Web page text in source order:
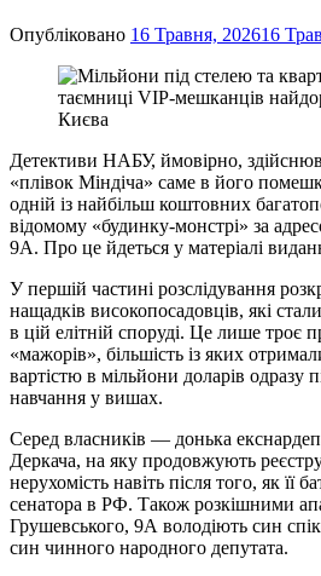
Опубліковано 16 Травня, 202616
Детективи НАБУ, ймовірно,
«плівок Міндіча» саме в його
одній із найбільш коштовних
відомому «будинку-монстрі» за
9А. Про це йдеться у матеріалі
У першій частині розслідування
нащадків високопосадовців, які
в цій елітній споруді. Це лише троє
«мажорів», більшість із яких
вартістю в мільйони доларів одразу
навчання у вишах.
Серед власників — донька
Деркача, на яку продовжують
нерухомість навіть після того, як її
сенатора в РФ. Також розкішними
Грушевського, 9А володіють син
син чинного народного депутата.